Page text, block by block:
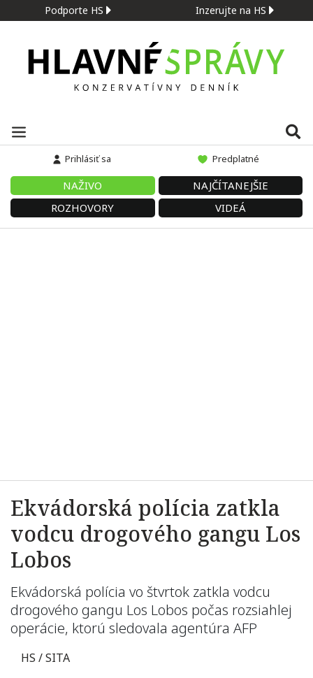
Podporte HS Inzerujte na HS
Prihlásiť sa Predplatné
NAŽIVO
NAJČÍTANEJŠIE
ROZHOVORY
VIDEÁ
Ekvádorská polícia zatkla
vodcu drogového gangu Los
Lobos
Ekvádorská polícia vo štvrtok zatkla vodcu
drogového gangu Los Lobos počas rozsiahlej
operácie, ktorú sledovala agentúra AFP
HS / SITA